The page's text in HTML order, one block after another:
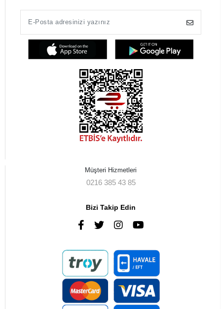
Müşteri Hizmetleri
0216 385 43 85
Bizi Takip Edin